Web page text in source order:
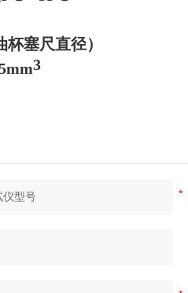
杯塞尺直径）
mm3